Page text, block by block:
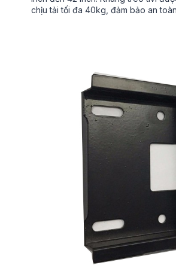
chịu tải tối đa 40kg, đảm bảo an